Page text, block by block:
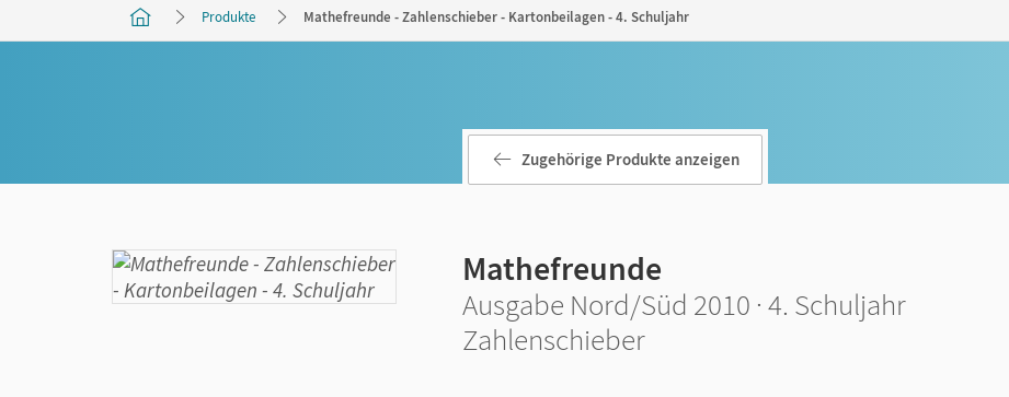
Produkte Mathefreunde - Zahlenschieber - Kartonbeilagen - 4. Schuljahr
Zugehörige Produkte anzeigen
Mathefreunde
Ausgabe Nord/Süd 2010 · 4. Schuljahr
Zahlenschieber